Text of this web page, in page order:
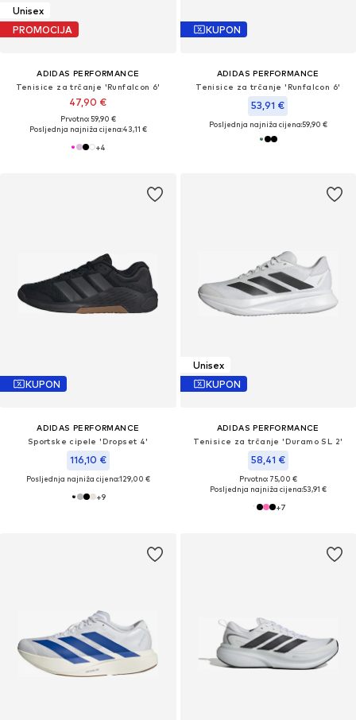
Unisex
PROMOCIJA
ADIDAS PERFORMANCE
Tenisice za trčanje 'Runfalcon 6'
47,90 €
Prvotno: 59,90 €
Posljednja najniža cijena:43,11 €
+4
KUPON
ADIDAS PERFORMANCE
Tenisice za trčanje 'Runfalcon 6'
53,91 €
Posljednja najniža cijena:59,90 €
KUPON
ADIDAS PERFORMANCE
Sportske cipele 'Dropset 4'
116,10 €
Posljednja najniža cijena:129,00 €
+9
Unisex
KUPON
ADIDAS PERFORMANCE
Tenisice za trčanje 'Duramo SL 2'
58,41 €
Prvotno: 75,00 €
Posljednja najniža cijena:53,91 €
+7